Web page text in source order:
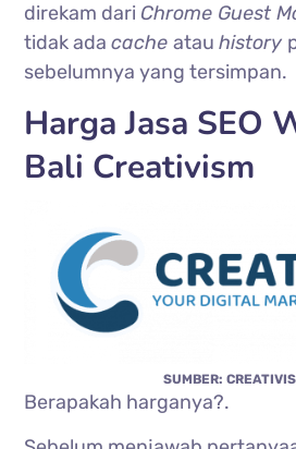
direkam dari Chrome Guest
tidak adacacheatauhistory
sebelumnya yang tersimpan.
Harga Jasa SEO
Bali Creativism
SUMBER:
Berapakah harganya?.